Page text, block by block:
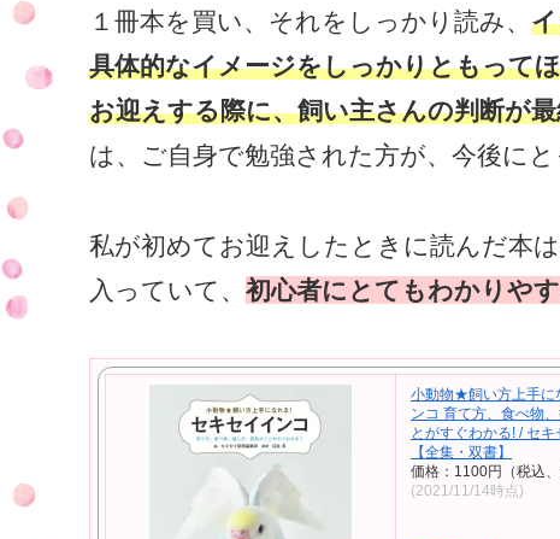
１冊本を買い、それをしっかり読み、
具体的なイメージをしっかりともって
お迎えする際に、飼い主さんの判断が
は、ご自身で勉強された方が、今後に
私が初めてお迎えしたときに読んだ本
入っていて、 初心者にとてもわかりや
小動物★飼い方上手に
ンコ 育て方、食べ物
とがすぐわかる! / セ
【全集・双書】
価格：1100円（税込
(2021/11/14時点)